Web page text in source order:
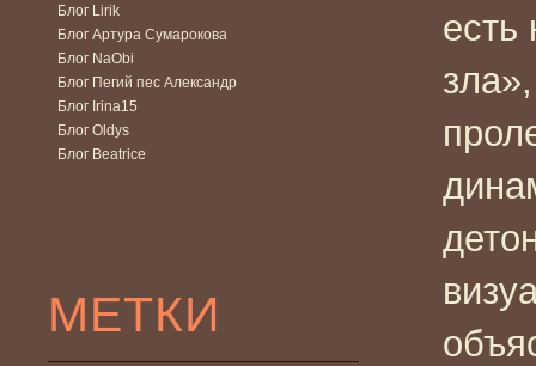
Блог Lirik
Блог Артура Сумарокова
Блог NaObi
Блог Пегий пес Александр
Блог Irina15
Блог Oldys
Блог Beatrice
МЕТКИ
есть